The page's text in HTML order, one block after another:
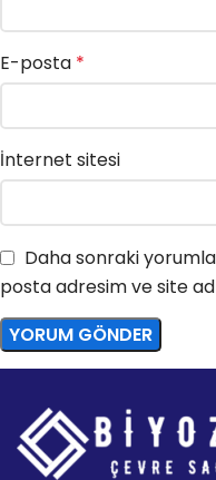
E-posta *
İnternet sitesi
Daha sonraki
posta adresim ve site